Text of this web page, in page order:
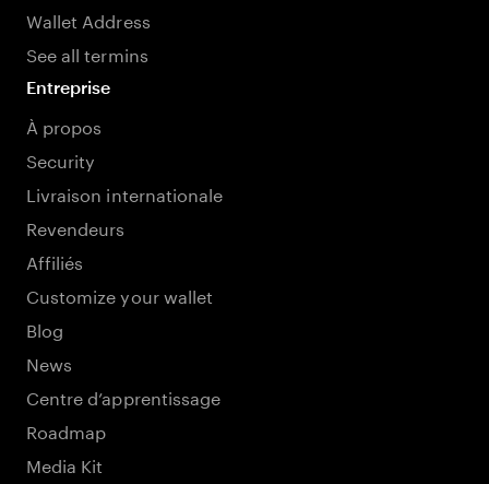
Wallet Address
See all termins
Entreprise
À propos
Security
Livraison internationale
Revendeurs
Affiliés
Customize your wallet
Blog
News
Centre d’apprentissage
Roadmap
Media Kit